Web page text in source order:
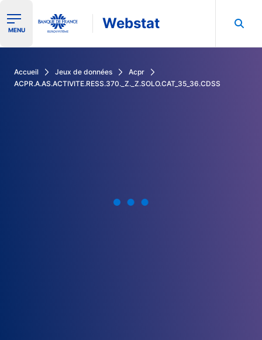
Ouvrir le menu de navigation
MENU Webstat
Accueil Jeux de données
Acpr
ACPR.A.AS.ACTIVITE.RESS.370._Z._Z.SOLO.CAT_35_36.CDSS